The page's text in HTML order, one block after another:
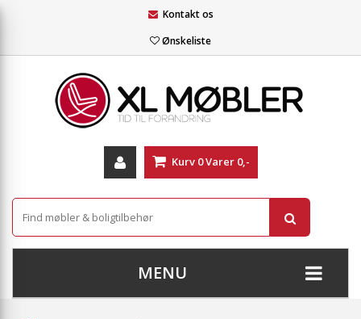
Kontakt os
Ønskeliste
Kurv 0Varer 0,-
MENU